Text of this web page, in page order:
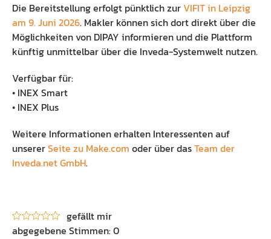
Die Bereitstellung erfolgt pünktlich zurVIFIT in Leipzig
am 9. Juni 2026. Makler können sich dort direkt über die
Möglichkeiten von DIPAY informieren und die Plattform
künftig unmittelbar über die Inveda-Systemwelt nutzen.
Verfügbar für:
• INEX Smart
• INEX Plus
Weitere Informationen erhalten Interessenten auf
unsererSeite zu Make.com oder über dasTeam der
Inveda.net GmbH.
gefällt mir
0